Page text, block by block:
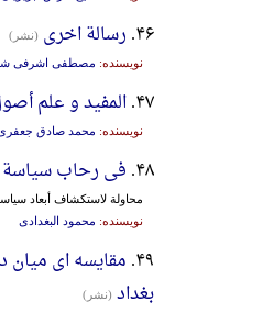
۴۶. رسالة اخری (نشر)
نویسنده: مصطفی اشرفی
۴۷. المفید و علم
نویسنده: محمد صادق
۴۸. فی رحاب سیاسة
محاولة لاستکشاف أبعاد
نویسنده: محمود البغدادی
۴۹. مقایسه ای
بغداد (نشر)